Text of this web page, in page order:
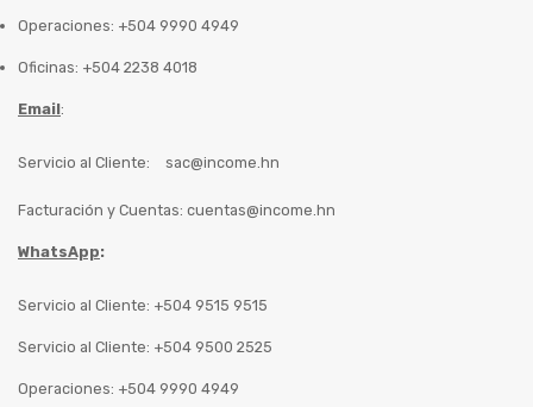
Operaciones: +504 9990 4949
Oficinas: +504 2238 4018
Email:
Servicio al Cliente: sac@income.hn
Facturación y Cuentas: cuentas@income.hn
WhatsApp:
Servicio al Cliente: +504 9515 9515
Servicio al Cliente: +504 9500 2525
Operaciones: +504 9990 4949